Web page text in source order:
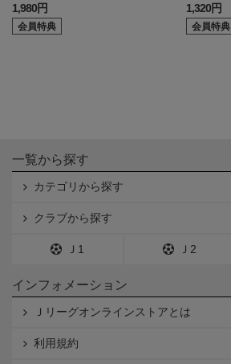
1,980円
会員特典
1,320円
会員特典
一覧から探す
カテゴリから探す
クラブから探す
Ｊ1 Ｊ2
インフォメーション
Ｊリーグオンラインストアとは
利用規約